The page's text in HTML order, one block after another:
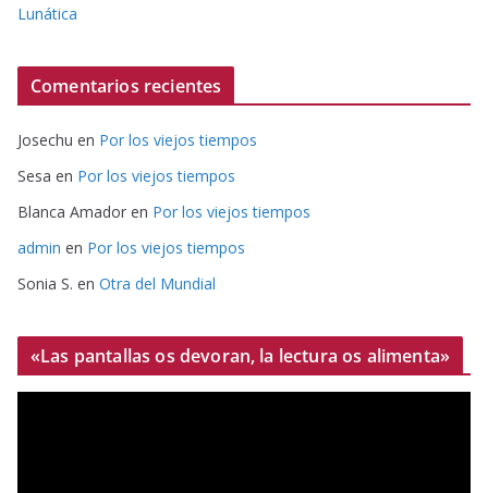
Lunática
Comentarios recientes
Josechu en Por los viejos tiempos
Sesa en Por los viejos tiempos
Blanca Amador en Por los viejos tiempos
admin en Por los viejos tiempos
Sonia S. en Otra del Mundial
«Las pantallas os devoran, la lectura os alimenta»